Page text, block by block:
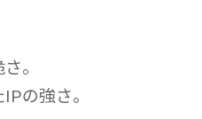
。
の強さ。